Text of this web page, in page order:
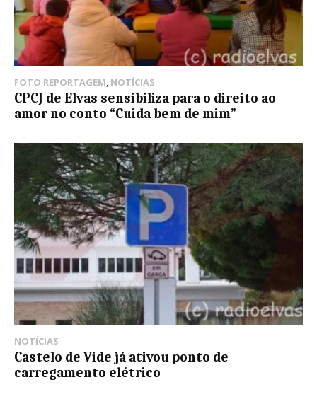
FOTO REPORTAGEM, NOTÍCIAS
CPCJ de Elvas sensibiliza para o direito ao
amor no conto “Cuida bem de mim”
NOTÍCIAS
Castelo de Vide já ativou ponto de
carregamento elétrico